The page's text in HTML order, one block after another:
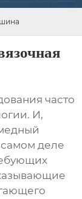
часто
И,
самом деле